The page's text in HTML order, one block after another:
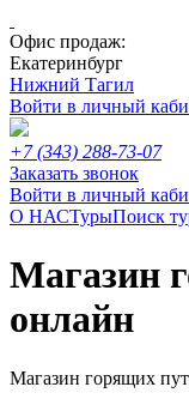
Офис продаж:
Екатеринбург
Нижний Тагил
Войти в личный
+7 (343) 288-73-07
Заказать звонок
Войти в личный
О НАСТурыПоиск
Магазин
онлайн
Магазин горящих